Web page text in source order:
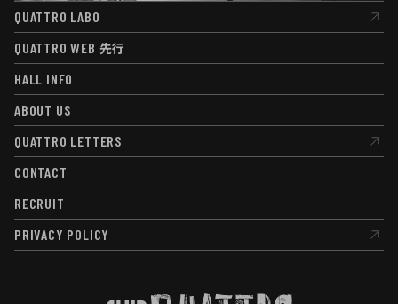
QUATTRO LABO
QUATTRO LABO
QUATTRO WEB 先行
QUATTRO WEB先行
HALL INFO
HALL INFO
ABOUT US
ABOUT US
QUATTRO LETTERS
QUATTRO LETTERS
CONTACT
CONTACT
RECRUIT
RECRUIT
PRIVACY POLICY
PRIVACY POLICY